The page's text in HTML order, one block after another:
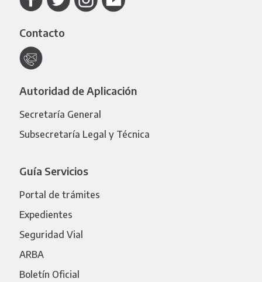
Contacto
Autoridad de Aplicación
Secretaría General
Subsecretaría Legal y Técnica
Guía Servicios
Portal de trámites
Expedientes
Seguridad Vial
ARBA
Boletín Oficial